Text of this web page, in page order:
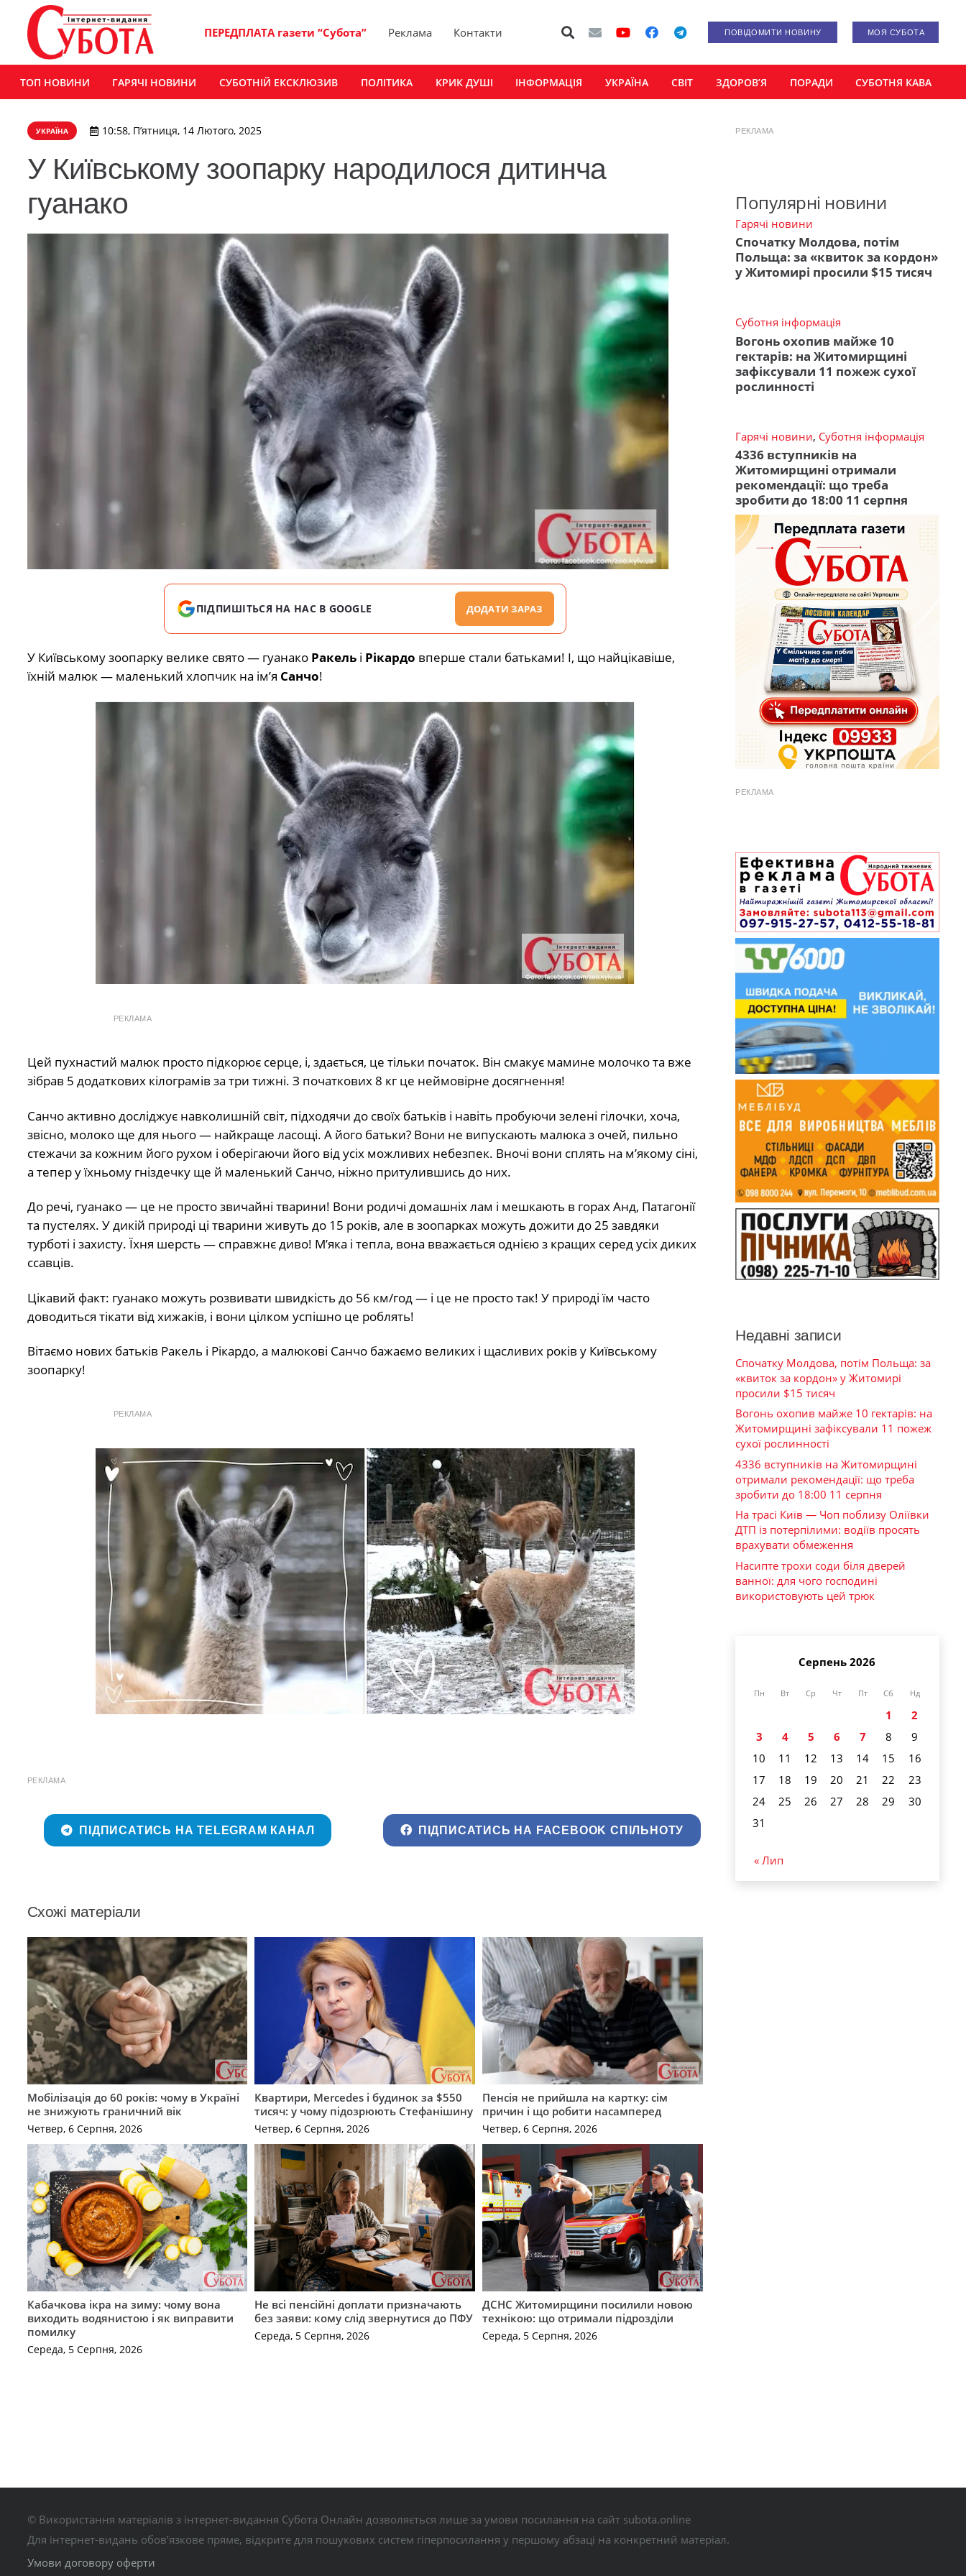
ПЕРЕДПЛАТА газети “Субота” Реклама Контакти ПОВІДОМИТИ НОВИНУ МОЯ СУБОТА
ТОП НОВИНИ ГАРЯЧІ НОВИНИ СУБОТНІЙ ЕКСКЛЮЗИВ ПОЛІТИКА КРИК ДУШІ ІНФОРМАЦІЯ УКРАЇНА СВІТ ЗДОРОВ’Я ПОРАДИ СУБОТНЯ КАВА
УКРАЇНА 10:58, П’ятниця, 14 Лютого, 2025
У Київському зоопарку народилося дитинча
гуанако
ПІДПИШІТЬСЯ НА НАС В GOOGLE ДОДАТИ ЗАРАЗ
У Київському зоопарку велике свято — гуанако Ракельі Рікардо вперше стали батьками! І, що найцікавіше,
їхній малюк — маленький хлопчик на ім’я Санчо!
РЕКЛАМА
Цей пухнастий малюк просто підкорює серце, і, здається, це тільки початок. Він смакує мамине молочко та вже
зібрав 5 додаткових кілограмів за три тижні. З початкових 8 кг це неймовірне досягнення!
Санчо активно досліджує навколишній світ, підходячи до своїх батьків і навіть пробуючи зелені гілочки, хоча,
звісно, молоко ще для нього — найкраще ласощі. А його батьки? Вони не випускають малюка з очей, пильно
стежачи за кожним його рухом і оберігаючи його від усіх можливих небезпек. Вночі вони сплять на м’якому сіні,
а тепер у їхньому гніздечку ще й маленький Санчо, ніжно притулившись до них.
До речі, гуанако — це не просто звичайні тварини! Вони родичі домашніх лам і мешкають в горах Анд, Патагонії
та пустелях. У дикій природі ці тварини живуть до 15 років, але в зоопарках можуть дожити до 25 завдяки
турботі і захисту. Їхня шерсть — справжнє диво! М’яка і тепла, вона вважається однією з кращих серед усіх диких
ссавців.
Цікавий факт: гуанако можуть розвивати швидкість до 56 км/год — і це не просто так! У природі їм часто
доводиться тікати від хижаків, і вони цілком успішно це роблять!
Вітаємо нових батьків Ракель і Рікардо, а малюкові Санчо бажаємо великих і щасливих років у Київському
зоопарку!
РЕКЛАМА
РЕКЛАМА
ПІДПИСАТИСЬ НА TELEGRAM КАНАЛ ПІДПИСАТИСЬ НА FACEBOOK СПІЛЬНОТУ
Схожі матеріали
Мобілізація до 60 років: чому в Україні
не знижують граничний вік
Четвер, 6 Серпня, 2026
Квартири, Mercedes і будинок за $550
тисяч: у чому підозрюють Стефанішину
Четвер, 6 Серпня, 2026
Пенсія не прийшла на картку: сім
причин і що робити насамперед
Четвер, 6 Серпня, 2026
Кабачкова ікра на зиму: чому вона
виходить водянистою і як виправити
помилку
Середа, 5 Серпня, 2026
Не всі пенсійні доплати призначають
без заяви: кому слід звернутися до ПФУ
Середа, 5 Серпня, 2026
ДСНС Житомирщини посилили новою
технікою: що отримали підрозділи
Середа, 5 Серпня, 2026
РЕКЛАМА
Популярні новини
Гарячі новини
Спочатку Молдова, потім
Польща: за «квиток за кордон»
у Житомирі просили $15 тисяч
Суботня інформація
Вогонь охопив майже 10
гектарів: на Житомирщині
зафіксували 11 пожеж сухої
рослинності
Гарячі новини, Суботня інформація
4336 вступників на
Житомирщині отримали
рекомендації: що треба
зробити до 18:00 11 серпня
РЕКЛАМА
Недавні записи
Спочатку Молдова, потім Польща: за
«квиток за кордон» у Житомирі
просили $15 тисяч
Вогонь охопив майже 10 гектарів: на
Житомирщині зафіксували 11 пожеж
сухої рослинності
4336 вступників на Житомирщині
отримали рекомендації: що треба
зробити до 18:00 11 серпня
На трасі Київ — Чоп поблизу Оліївки
ДТП із потерпілими: водіїв просять
врахувати обмеження
Насипте трохи соди біля дверей
ванної: для чого господині
використовують цей трюк
Серпень 2026
Пн Вт Ср Чт Пт Сб Нд
1
2
3
4 5 6 7 8
9
10
11 12 13 14 15
16
17
18 19 20 21 22
23
24
25 26 27 28 29
30
31
« Лип
© Використання матеріалів з інтернет-видання Субота Онлайн дозволяється лише за умови посилання на сайт subota.online
Для інтернет-видань обов’язкове пряме, відкрите для пошукових систем гіперпосилання у першому абзаці на конкретний матеріал.
Умови договору оферти